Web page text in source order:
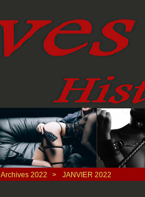
Archives 2022 > JANVIER 2022